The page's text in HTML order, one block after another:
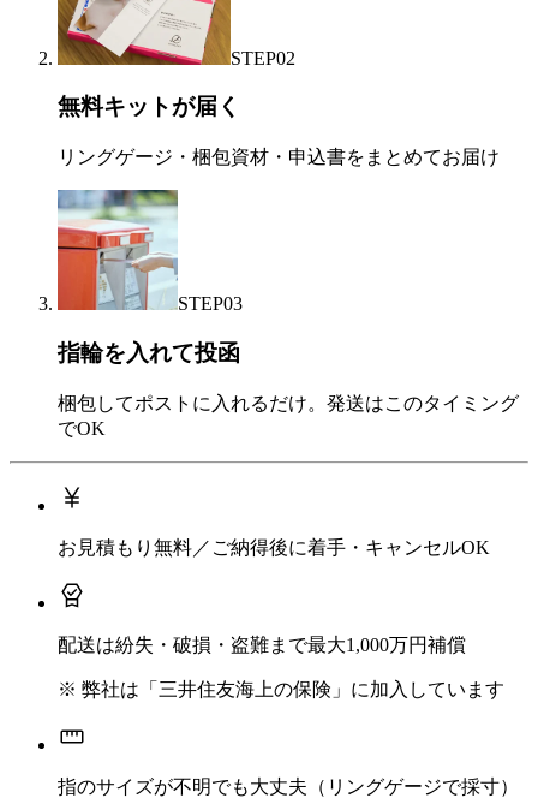
STEP02
無料キットが届く
リングゲージ・梱包資材・申込書をまとめてお届け
STEP03
指輪を入れて投函
梱包してポストに入れるだけ。発送はこのタイミング
でOK
お見積もり無料／ご納得後に着手・キャンセルOK
配送は紛失・破損・盗難まで最大1,000万円補償
※ 弊社は「三井住友海上の保険」に加入しています
指のサイズが不明でも大丈夫（リングゲージで採寸）